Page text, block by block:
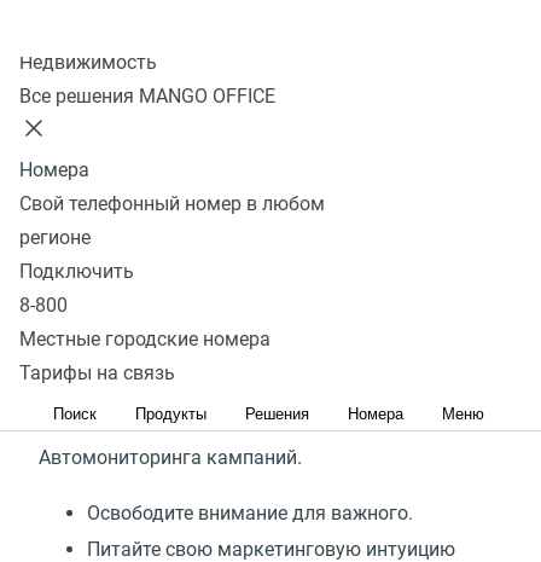
Недвижимость
Все решения MANGO OFFICE
Номера
Свой телефонный номер в любом
регионе
Подключить
8-800
Местные городские номера
Тарифы на связь
Поиск Продукты Решения Номера Меню
Автомониторинг кампаний
Для бизнес-успеха сейчас как никогда нужен
глубокий анализа рынка и нестандартные
текучка, что данные аналитики неточны, что
можно прозевать признаки приближающихся
проблем.
Мы сделали для вас удобный сервис
Автомониторинга кампаний.
Освободите внимание для важного.
Питайте свою маркетинговую интуицию